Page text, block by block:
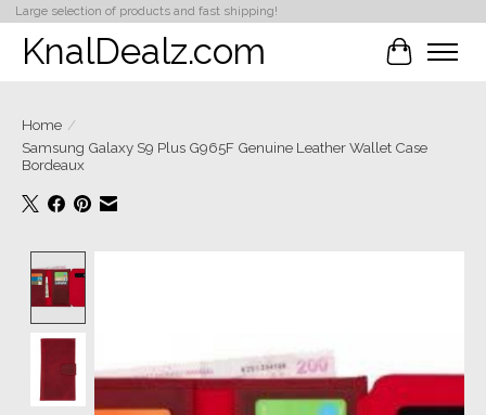
Large selection of products and fast shipping!
KnalDealz.com
Home /
Samsung Galaxy S9 Plus G965F Genuine Leather Wallet Case
Bordeaux